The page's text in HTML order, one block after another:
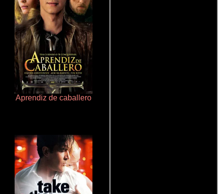
Aprendiz de caballero